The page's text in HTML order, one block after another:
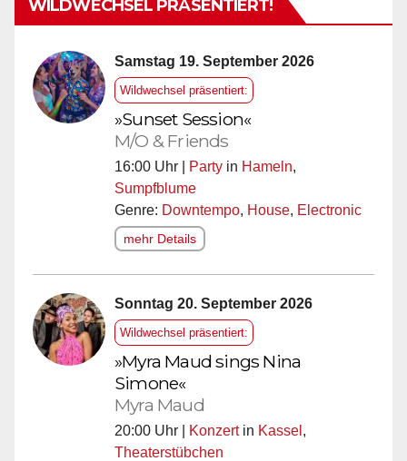
WILDWECHSEL PRÄSENTIERT!
Samstag 19. September 2026
Wildwechsel präsentiert:
»Sunset Session«
M/O & Friends
16:00 Uhr | Party in Hameln,
Sumpfblume
Genre: Downtempo, House, Electronic
mehr Details
Sonntag 20. September 2026
Wildwechsel präsentiert:
»Myra Maud sings Nina
Simone«
Myra Maud
20:00 Uhr | Konzertin Kassel ,
Theaterstübchen